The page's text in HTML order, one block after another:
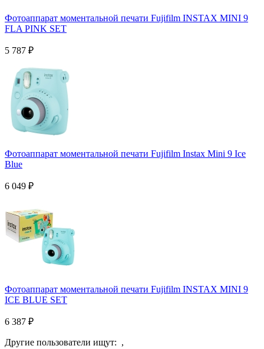
Фотоаппарат моментальной печати Fujifilm INSTAX MINI 9
FLA PINK SET
5 787 ₽
Фотоаппарат моментальной печати Fujifilm Instax Mini 9 Ice
Blue
6 049 ₽
Фотоаппарат моментальной печати Fujifilm INSTAX MINI 9
ICE BLUE SET
6 387 ₽
Другие пользователи ищут: ,